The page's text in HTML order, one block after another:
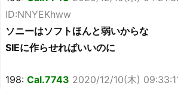
ID:NNYEKhww
ソニーはソフトほんと弱いからな
SIEに作らせればいいのに
198: Cal.7743 2020/12/10(木)